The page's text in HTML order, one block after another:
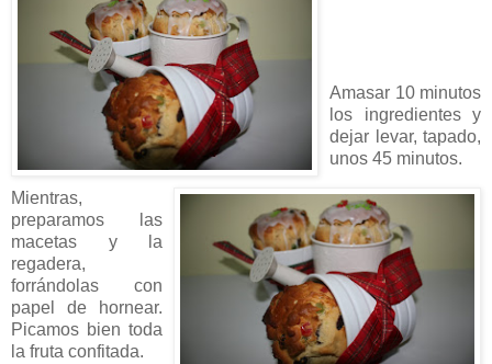
Amasar 10 minutos
los ingredientes y
dejar levar, tapado,
unos 45 minutos.
Mientras,
preparamos las
macetas y la
regadera,
forrándolas con
papel de hornear.
Picamos bien toda
la fruta confitada.